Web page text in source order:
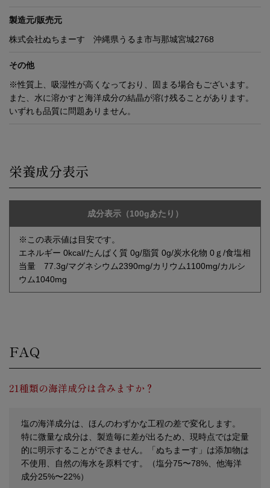
製造元/販売元
株式会社ぬちまーす 沖縄県うるま市与那城宮城2768
その他
※性質上、吸湿性が高くなっており、固まる場合もございます。
また、水に溶かすと海洋成分の結晶が溶け残ることがあります。
いずれも品質に問題ありません。
栄養成分表示
成分表示（100gあたり）
※この表示値は目安です。
エネルギー 0kcal/たんぱく質 0g/脂質 0g/炭水化物 0ｇ/食塩相
当量 77.3g/マグネシウム2390mg/カリウム1100mg/カルシ
ウム1040mg
FAQ
21種類の海洋成分は含みますか？
塩の海洋成分は、ほんのわずかな工程の差で変化します。
特に微量な成分は、製造毎に差が出るため、現時点では定量
的に明示することができません。「ぬちまーす」は添加物は
不使用、自然の海水を原料です。（塩分75〜78%、他海洋
成分25%〜22%）